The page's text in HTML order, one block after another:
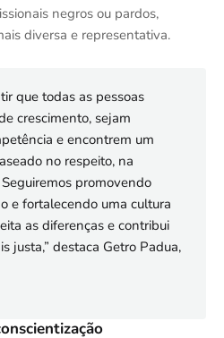
negros ou pardos,
diversa e representativa.
que todas as pessoas
crescimento, sejam
e encontrem um
no respeito, na
promovendo
e fortalecendo uma cultura
as diferenças e contribui
justa,” destaca Getro Padua,